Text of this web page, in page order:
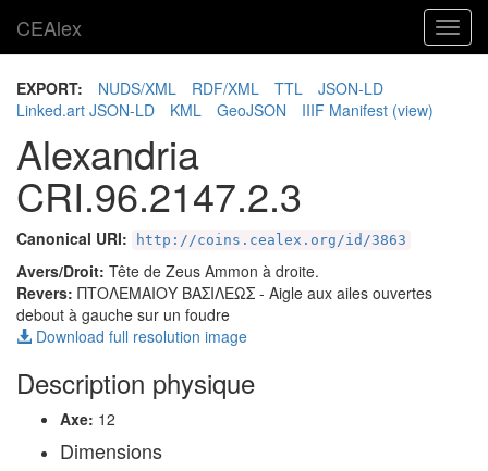
CEAlex
EXPORT: NUDS/XML RDF/XML TTL
JSON-LD
Linked.art JSON-LD
KML GeoJSON IIIF Manifest (view)
Alexandria
CRI.96.2147.2.3
Canonical URI: http://coins.cealex.org/id/3863
Avers/Droit: Tête de Zeus Ammon à droite.
Revers: ΠΤΟΛΕΜΑΙΟΥ ΒΑΣΙΛΕΩΣ - Aigle aux ailes ouvertes
debout à gauche sur un foudre
Download full resolution image
Description physique
Axe: 12
Dimensions